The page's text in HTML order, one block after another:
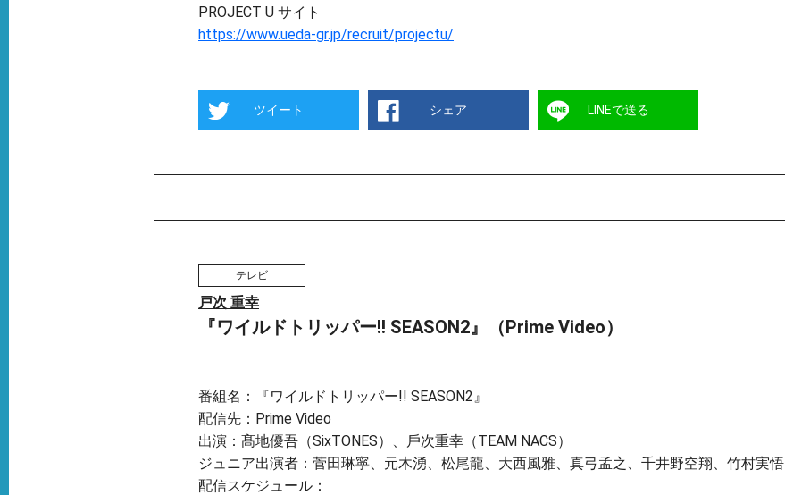
PROJECT U サイト
https://www.ueda-gr.jp/recruit/projectu/
ツイート シェア LINEで送る
テレビ
戸次 重幸
『ワイルドトリッパー!! SEASON2』（Prime Video）
番組名：『ワイルドトリッパー!! SEASON2』
配信先：Prime Video
出演：髙地優吾（SixTONES）、⼾次重幸（TEAM NACS）
ジュニア出演者：菅⽥琳寧、元⽊湧、松尾⿓、⼤⻄⾵雅、真⼸孟之、千井野空翔、⽵村実悟
配信スケジュール：